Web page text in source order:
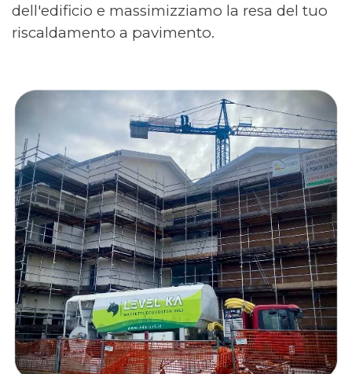
dell'edificio e massimizziamo la resa del tuo
riscaldamento a pavimento.